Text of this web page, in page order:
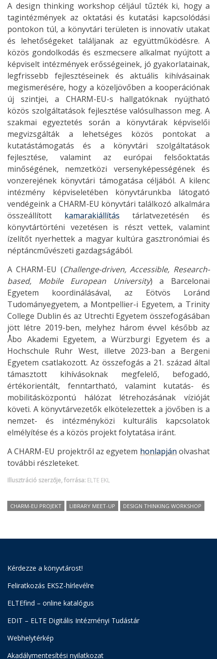
A design thinking workshop céljául tűzték ki, hogy a
tagintézmények az oktatási és kutatási kapcsolódási
pontokon túl, a könyvtári területen is innovatív utakat
és lehetőségeket találjanak az együttműködésre. A
közös gondolkodás és eszmecsere alkalmat nyújtott a
képviselt intézmények erősségeinek, jó gyakorlatainak,
legfrissebb fejlesztéseinek és aktuális kihívásainak
megismerésére, hogy a közeljövőben a kooperációnak
új szintjei, a CHARM-EU-s hallgatóknak nyújtható
közös szolgáltatások fejlesztése valósulhasson meg. A
szakmai egyeztetés során a könyvtárak képviselői
megvizsgálták a lehetséges közös pontokat a
kutatástámogatás és a könyvtári szolgáltatások
fejlesztése, valamint az európai felsőoktatás
minőségének, nemzetközi versenyképességének és
vonzerejének könyvtári támogatása céljából. A kilenc
intézmény képviseletében könyvtárunkba látogató
vendégeink a CHARM-EU könyvtári találkozó alkalmára
összeállított kamarakiállítás tárlatvezetésén és
könyvtártörténi vezetésen is részt vettek, valamint
ízelítőt nyerhettek a magyar kultúra gasztronómiai és
néptáncművészeti gazdagságából.
A CHARM-EU (Challenge-driven, Accessible, Research-
based, Mobile European University) a Barcelonai
Egyetem koordinálásával, az Eötvös Loránd
Tudományegyetem, a Montpellier-i Egyetem, a Trinity
College Dublin és az Utrechti Egyetem összefogásában
jött létre 2019-ben, melyhez három évvel később az
Åbo Akademi Egyetem, a Würzburgi Egyetem és a
Hochschule Ruhr West, illetve 2023-ban a Bergeni
Egyetem csatlakozott. Az összefogás a 21. század által
támasztott kihívásoknak megfelelő, befogadó,
értékorientált, fenntartható, valamint kutatás- és
mobilitásközpontú hálózat létrehozásának vízióját
követi. A könyvtárvezetők elkötelezettek a jövőben is a
nemzet- és intézményközi kulturális kapcsolatok
elmélyítése és a közös projekt folytatása iránt.
A CHARM-EU projektről az egyetem honlapján olvashat
további részleteket.
Illusztráció szerzője, forrása: ELTE EKL
CHARM-EU PROJEKT LIBRARY MEET-UP DESIGN THINKING WORKSHOP
Kérdezze a könyvtárost!
Feliratkozás EKSZ-hírlevélre
ELTEfind – online katalógus
EDIT – ELTE Digitális Intézményi Tudástár
Webhelytérkép
Akadálymentesítési nyilatkozat